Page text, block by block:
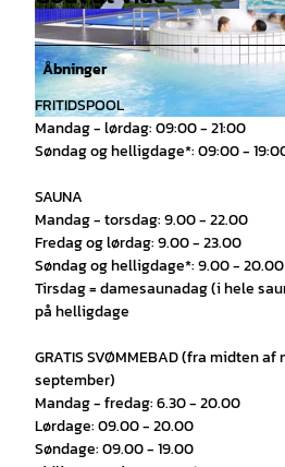
© Björn Hickmann |CC-BY-SA
© Fotografie Bjoern HickmannLeierweg 3544137
DortmundTel. 0173-5254781Email: info@bjoern-
hickmann.deWeb: www.bjoern-hickmann., Foto
grafie Bjoern Hickmann für |CC-BY-SA
©CC-
Åbninger
FRITIDSPOOL
Mandag - lørdag: 09:00 - 21:00
Søndag og helligdage*: 09:00 -
SAUNA
Mandag - torsdag: 9.00 - 22.00
Fredag og lørdag: 9.00 - 23.00
Søndag og helligdage*: 9.00 - 20.00
Tirsdag = damesaunadag (i hele
på helligdage
GRATIS SVØMMEBAD (fra midten
september)
Mandag - fredag: 6.30 - 20.00
Lørdage: 09.00 - 20.00
Søndage: 09.00 - 19.00